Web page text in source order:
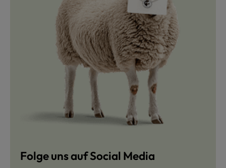
Folge uns auf Social Media